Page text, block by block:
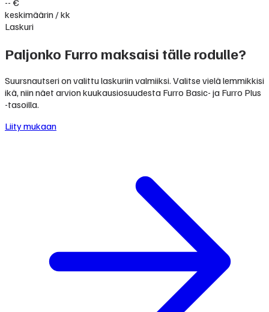
-- €
keskimäärin / kk
Laskuri
Paljonko Furro maksaisi tälle rodulle?
Suursnautseri on valittu laskuriin valmiiksi. Valitse vielä lemmikkisi
ikä, niin näet arvion kuukausiosuudesta Furro Basic- ja Furro Plus
-tasoilla.
Liity mukaan